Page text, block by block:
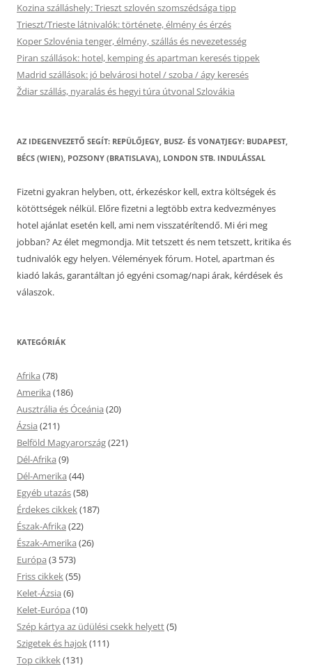
Kozina szálláshely: Trieszt szlovén szomszédsága tipp
Trieszt/Trieste látnivalók: története, élmény és érzés
Koper Szlovénia tenger, élmény, szállás és nevezetesség
Piran szállások: hotel, kemping és apartman keresés tippek
Madrid szállások: jó belvárosi hotel / szoba / ágy keresés
Ždiar szállás, nyaralás és hegyi túra útvonal Szlovákia
AZ IDEGENVEZETŐ SEGÍT: REPÜLŐJEGY, BUSZ- ÉS VONATJEGY: BUDAPEST,
BÉCS (WIEN), POZSONY (BRATISLAVA), LONDON STB. INDULÁSSAL
Fizetni gyakran helyben, ott, érkezéskor kell, extra költségek és
kötöttségek nélkül. Előre fizetni a legtöbb extra kedvezményes
hotel ajánlat esetén kell, ami nem visszatérítendő. Mi éri meg
jobban? Az élet megmondja. Mit tetszett és nem tetszett, kritika és
tudnivalók egy helyen. Vélemények fórum. Hotel, apartman és
kiadó lakás, garantáltan jó egyéni csomag/napi árak, kérdések és
válaszok.
KATEGÓRIÁK
Afrika (78)
Amerika (186)
Ausztrália és Óceánia (20)
Ázsia (211)
Belföld Magyarország(221)
Dél-Afrika (9)
Dél-Amerika (44)
Egyéb utazás(58)
Érdekes cikkek(187)
Észak-Afrika (22)
Észak-Amerika (26)
Európa (3 573)
Friss cikkek(55)
Kelet-Ázsia (6)
Kelet-Európa (10)
Szép kártya az üdülési csekk helyett(5)
Szigetek és hajok(111)
Top cikkek(131)